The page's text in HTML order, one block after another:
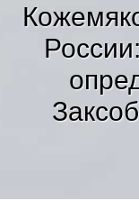
Тренды
Рубрики»